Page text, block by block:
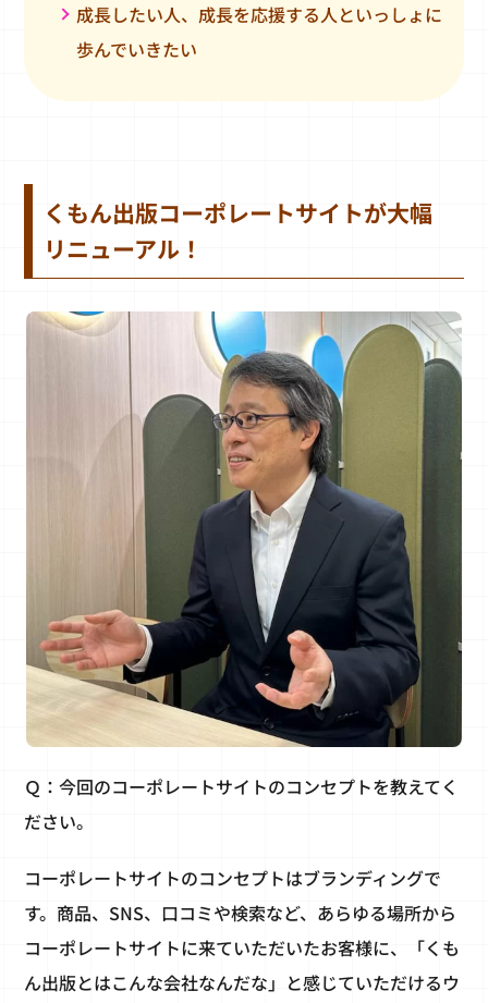
成長したい人、成長を応援する人といっしょに
歩んでいきたい
くもん出版コーポレートサイトが大幅
リニューアル！
Ｑ：今回のコーポレートサイトのコンセプトを教えてく
ださい。
コーポレートサイトのコンセプトはブランディングで
す。商品、SNS、口コミや検索など、あらゆる場所から
コーポレートサイトに来ていただいたお客様に、「くも
ん出版とはこんな会社なんだな」と感じていただけるウ